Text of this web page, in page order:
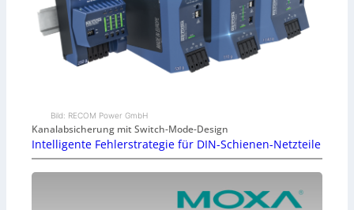
Bild: RECOM Power GmbH
Kanalabsicherung mit Switch-Mode-Design
Intelligente Fehlerstrategie für DIN-Schienen-Netzteile